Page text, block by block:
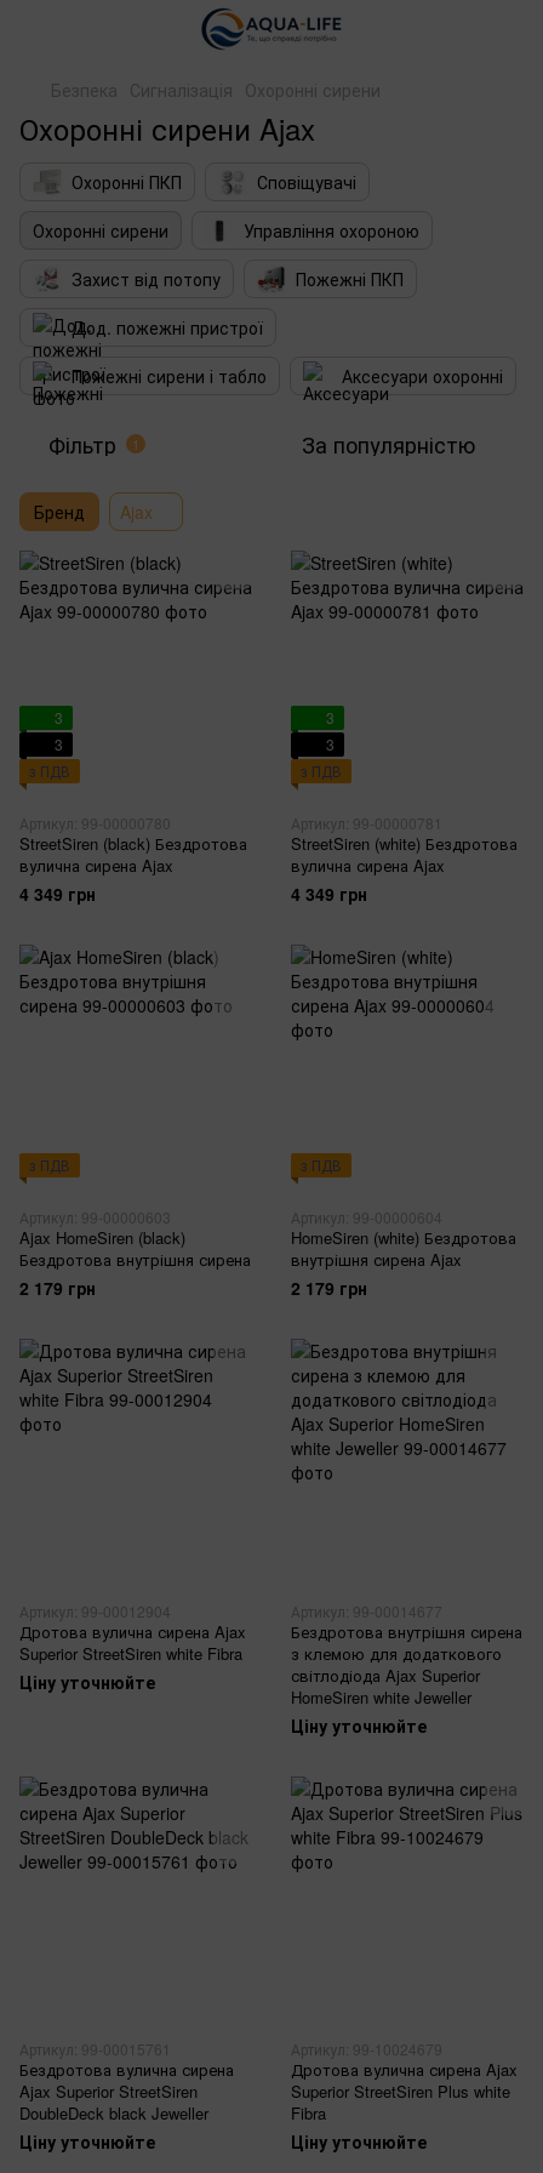
Безпека Сигналізація Охоронні сирени
Охоронні сирени Ajax
Охоронні ПКП
Сповіщувачі
Охоронні сирени
Управління охороною
Захист від потопу
Пожежні ПКП
Дод. пожежні пристрої
Пожежні сирени і табло
Аксесуари охоронні
Фільтр 1 За популярністю
Бренд Ajax
3
3
з ПДВ
Артикул: 99-00000780
StreetSiren (black) Бездротова
вулична сирена Ajax
4 349 грн
3
3
з ПДВ
Артикул: 99-00000781
StreetSiren (white) Бездротова
вулична сирена Ajax
4 349 грн
з ПДВ
Артикул: 99-00000603
Ajax HomeSiren (black)
Бездротова внутрішня сирена
2 179 грн
з ПДВ
Артикул: 99-00000604
HomeSiren (white) Бездротова
внутрішня сирена Ajax
2 179 грн
Артикул: 99-00012904
Дротова вулична сирена Ajax
Superior StreetSiren white Fibra
Ціну уточнюйте
Артикул: 99-00014677
Бездротова внутрішня сирена
з клемою для додаткового
світлодіода Ajax Superior
HomeSiren white Jeweller
Ціну уточнюйте
Артикул: 99-00015761
Бездротова вулична сирена
Ajax Superior StreetSiren
DoubleDeck black Jeweller
Ціну уточнюйте
Артикул: 99-10024679
Дротова вулична сирена Ajax
Superior StreetSiren Plus white
Fibra
Ціну уточнюйте